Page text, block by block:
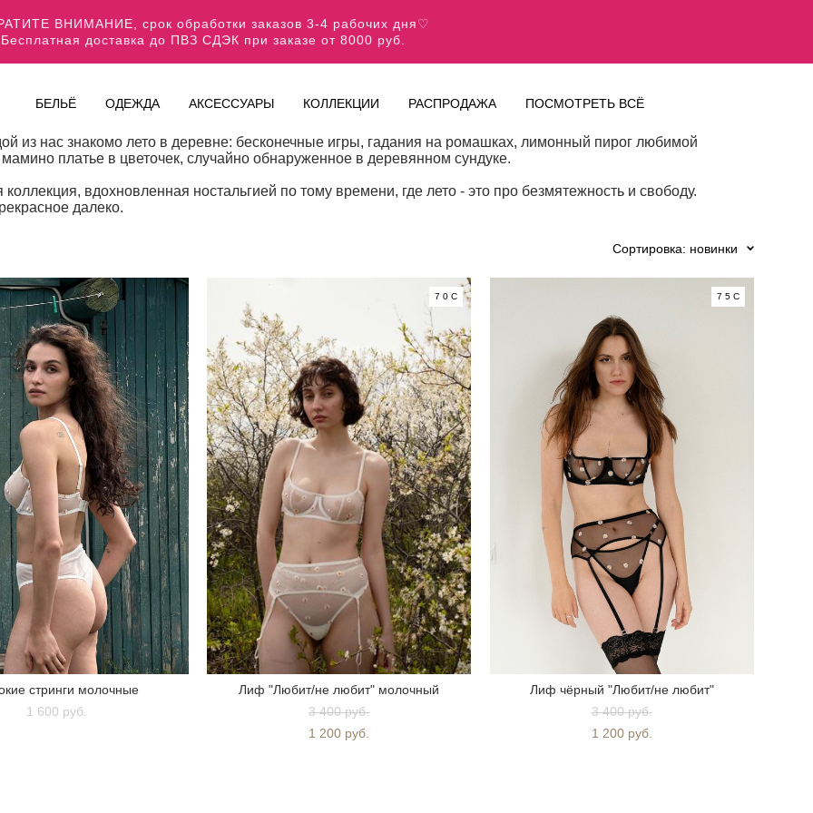
ВНИМАНИЕ, срок обработки заказов 3-4 рабочих дня♡
Бесплатная доставка до ПВЗ СДЭК при заказе от 8000 руб.
БЕЛЬЁ ОДЕЖДА АКСЕССУАРЫ КОЛЛЕКЦИИ РАСПРОДАЖА ПОСМОТРЕТЬ ВСЁ
из нас знакомо лето в деревне: бесконечные игры, гадания на ромашках, лимонный пирог любимой
платье в цветочек, случайно обнаруженное в деревянном сундуке.
вдохновленная ностальгией по тому времени, где лето - это про безмятежность и свободу.
далеко.
Сортировка: новинки
стринги молочные
1 600 pуб.
70C
Лиф "Любит/не любит" молочный
3 400 pуб.
1 200 pуб.
75C
Лиф чёрный "Любит/не любит"
3 400 pуб.
1 200 pуб.